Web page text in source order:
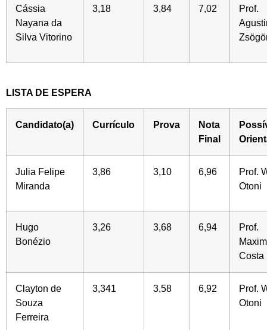
Cássia
Nayana da
Silva Vitorino
3,18 3,84 7,02
Prof.
LISTA DE ESPERA
Candidato(a) Currículo Prova
Nota
Final
Julia Felipe
Miranda
3,86 3,10 6,96
Prof.
Otoni
Hugo
Bonézio
3,26 3,68 6,94
Prof.
Costa
Clayton de
Souza
Ferreira
3,341 3,58 6,92
Prof.
Otoni